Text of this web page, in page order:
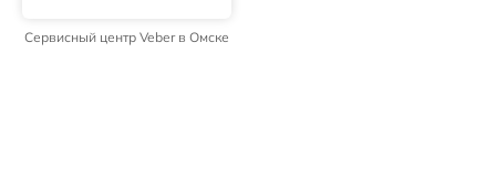
Сервисный центр Veber в Омске